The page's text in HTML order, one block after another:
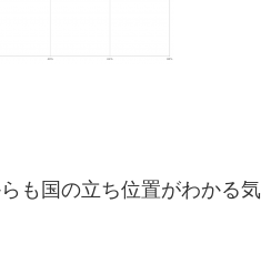
も国の立ち位置がわかる